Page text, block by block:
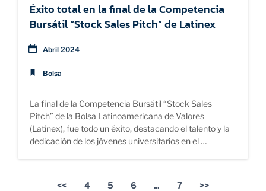
Éxito total en la final de la Competencia
Bursátil “Stock Sales Pitch” de Latinex
Abril 2024
Bolsa
La final de la Competencia Bursátil “Stock Sales
Pitch” de la Bolsa Latinoamericana de Valores
(Latinex), fue todo un éxito, destacando el talento y la
dedicación de los jóvenes universitarios en el …
<< 4 5 6 ... 7 >>